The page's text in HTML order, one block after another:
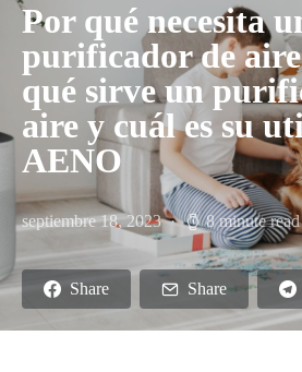
Por qué necesita
purificador de
qué sirve un
aire y cuál es su
AENO
septiembre 18, 2023 8 minute read
Share Share